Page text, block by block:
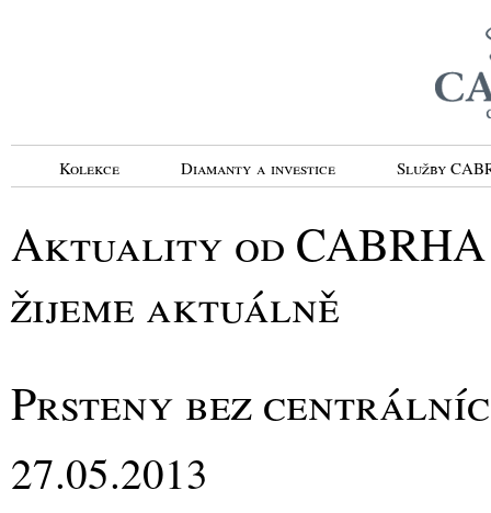
Kolekce Diamanty a investice Služby
Aktuality od CABRHA
žijeme aktuálně
Prsteny bez
27.05.2013